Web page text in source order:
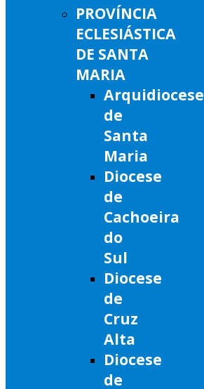
PROVÍNCIA
ECLESIÁSTICA
DE SANTA
MARIA
Arquidiocese
de
Santa
Maria
Diocese
de
Cachoeira
do
Sul
Diocese
de
Cruz
Alta
Diocese
de